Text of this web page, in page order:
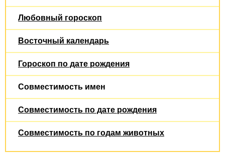
Любовный гороскоп
Восточный календарь
Гороскоп по дате рождения
Совместимость имен
Совместимость по дате рождения
Совместимость по годам животных